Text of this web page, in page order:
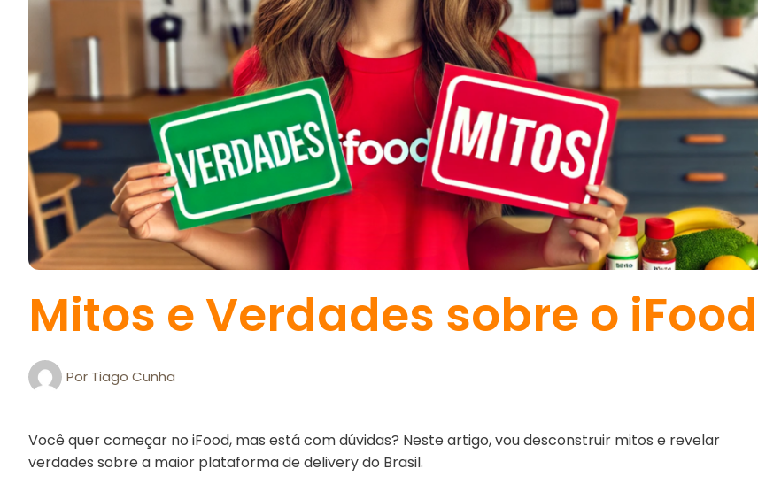
Mitos e Verdades sobre o iFood
Por Tiago Cunha
Você quer começar no iFood, mas está com dúvidas? Neste artigo, vou desconstruir mitos e revelar
verdades sobre a maior plataforma de delivery do Brasil.